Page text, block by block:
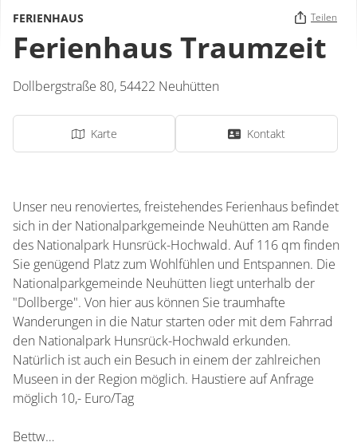
FERIENHAUS Teilen
Ferienhaus Traumzeit
Dollbergstraße 80, 54422 Neuhütten
Karte Kontakt
Unser neu renoviertes, freistehendes Ferienhaus befindet
sich in der Nationalparkgemeinde Neuhütten am Rande
des Nationalpark Hunsrück-Hochwald. Auf 116 qm finden
Sie genügend Platz zum Wohlfühlen und Entspannen. Die
Nationalparkgemeinde Neuhütten liegt unterhalb der
"Dollberge". Von hier aus können Sie traumhafte
Wanderungen in die Natur starten oder mit dem Fahrrad
den Nationalpark Hunsrück-Hochwald erkunden.
Natürlich ist auch ein Besuch in einem der zahlreichen
Museen in der Region möglich. Haustiere auf Anfrage
möglich 10,- Euro/Tag
Bettw…